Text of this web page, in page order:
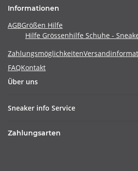
Informationen
AGBGrößen Hilfe
Hilfe Grössenhilfe Schuhe -
Zahlungsmöglichkeiten
FAQKontakt
Über uns
Sneaker info Service
Zahlungsarten